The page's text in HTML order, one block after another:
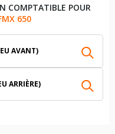
COMPTATIBLE POUR
650
AVANT)
ARRIÈRE)